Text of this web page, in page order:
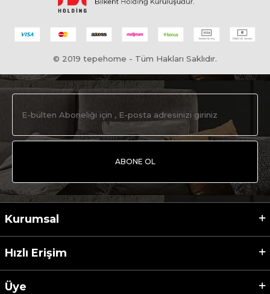
© 2019 tepehome - Tüm Hakları Saklıdır.
ABONE OL
Kurumsal
Hızlı Erişim
Üye